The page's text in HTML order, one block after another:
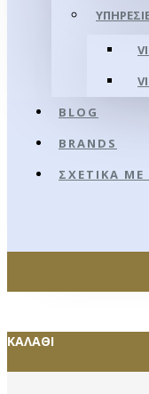
BLOG
BRANDS
ΣΧΕΤΙΚΆ ΜΕ
ΚΑΛΆΘΙ